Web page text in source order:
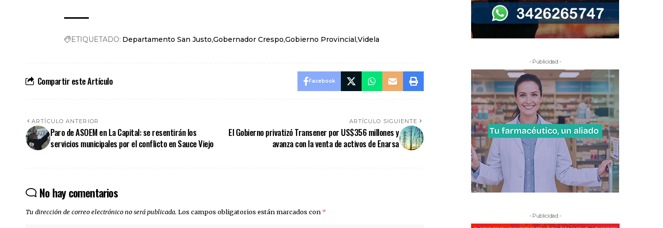
ETIQUETADO: Departamento San Justo Gobernador Crespo Gobierno ProvincialVidela
Compartir este Artículo Facebook
ARTÍCULO ANTERIOR
Paro de ASOEM en La Capital: se resentirán los
servicios municipales por el conflicto en Sauce Viejo
ARTÍCULO SIGUIENTE
El Gobierno privatizó Transener por US$356 millones y
avanza con la venta de activos de Enarsa
No hay comentarios
Tu dirección de correo electrónico no será publicada. Los campos obligatorios están marcados con *
- Publicidad -
- Publicidad -